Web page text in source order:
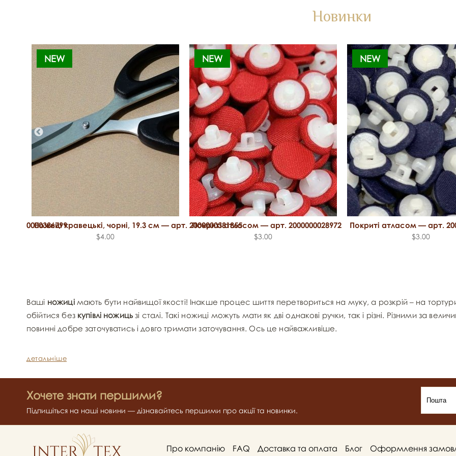
Новинки
2000000386799
NEW
Ножиці кравецькі, чорні, 19.3 см — арт. 2000000381855
$4.00
NEW
Покриті атласом — арт. 2000000028972
$3.00
NEW
Покриті атласом — арт.
$3.00
Ваші ножицімають бути найвищої якості! Інакше процес шиття перетвориться на муку, а розкрій – на
обійтися без купівлі ножицьзі сталі. Такі ножиці можуть мати як дві однакові ручки, так і різні. Різними за
повинні добре заточуватись і довго тримати заточування. Ось це найважливіше.
детальніше
Хочете знати першими?
Підпишіться на наші новини — дізнавайтесь першими про акції та новинки.
Про компанію FAQ Доставка та оплата Блог Оформлення